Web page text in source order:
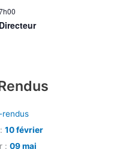
10 février
: 09 mai